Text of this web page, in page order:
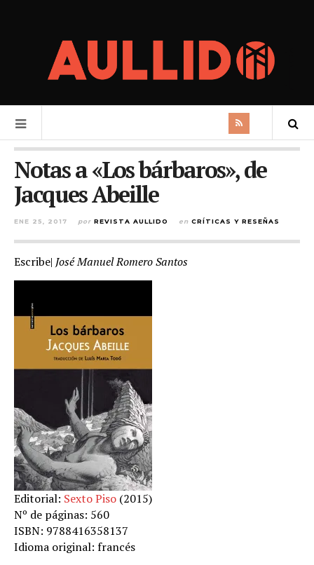
Notas a «Los bárbaros», de
Jacques Abeille
ENE 25, 2017 por REVISTA AULLIDO en CRÍTICAS Y RESEÑAS
Escribe| José Manuel Romero Santos
Editorial: Sexto Piso (2015)
Nº de páginas: 560
ISBN: 9788416358137
Idioma original: francés